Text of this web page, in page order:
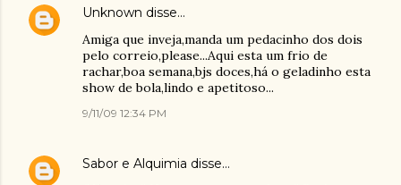
Unknown disse…
Amiga que inveja,manda um pedacinho dos dois
pelo correio,please...Aqui esta um frio de
rachar,boa semana,bjs doces,há o geladinho esta
show de bola,lindo e apetitoso...
9/11/09 12:34 PM
Sabor e Alquimia disse…